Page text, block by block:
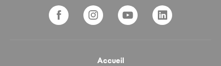
Accueil